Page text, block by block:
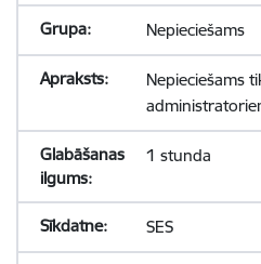
Nepieciešams
Nepieciešams
1 stunda
SES